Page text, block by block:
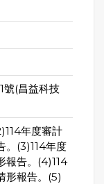
號(昌益科技
年度審計
。(3)114年度
報告。(4)114
形報告。(5)